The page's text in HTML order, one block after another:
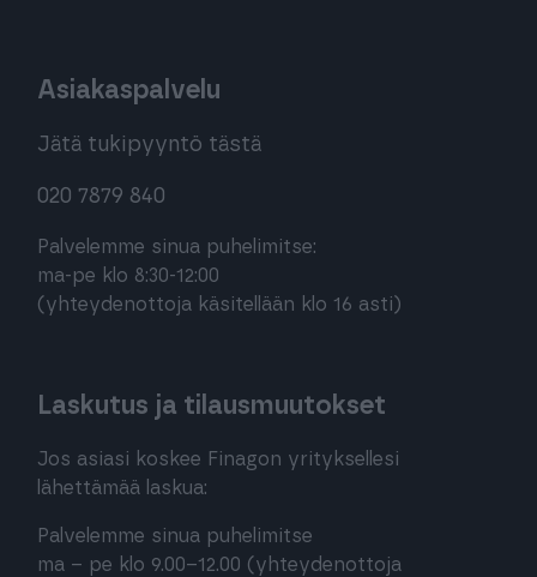
Asiakaspalvelu
Jätä tukipyyntö tästä
020 7879 840
Palvelemme sinua puhelimitse:
ma-pe klo 8:30-12:00
(yhteydenottoja käsitellään klo 16 asti)
Laskutus ja tilausmuutokset
Jos asiasi koskee Finagon yrityksellesi
lähettämää laskua:
Palvelemme sinua puhelimitse
ma – pe klo 9.00–12.00 (yhteydenottoja